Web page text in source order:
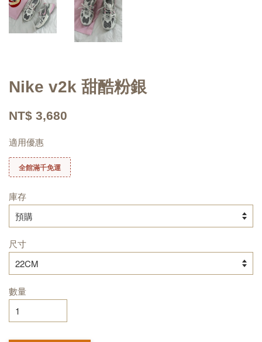
Nike v2k 甜酷粉銀
NT$ 3,680
適用優惠
全館滿千免運
庫存
尺寸
數量